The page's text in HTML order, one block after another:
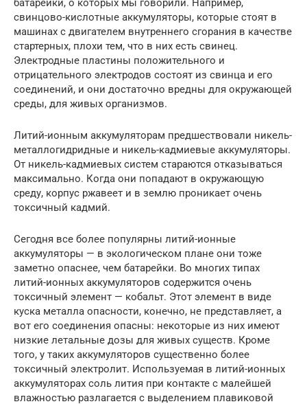
батарейки, о которых мы говорили. Например,
свинцово-кислотные аккумуляторы, которые стоят в
машинах с двигателем внутреннего сгорания в качестве
стартерных, плохи тем, что в них есть свинец.
Электродные пластины положительного и
отрицательного электродов состоят из свинца и его
соединений, и они достаточно вредны для окружающей
среды, для живых организмов.
Литий-ионным аккумуляторам предшествовали никель-
металлогидридные и никель-кадмиевые аккумуляторы.
От никель-кадмиевых систем стараются отказываться
максимально. Когда они попадают в окружающую
среду, корпус ржавеет и в землю проникает очень
токсичный кадмий.
Сегодня все более популярны литий-ионные
аккумуляторы — в экологическом плане они тоже
заметно опаснее, чем батарейки. Во многих типах
литий-ионных аккумуляторов содержится очень
токсичный элемент — кобальт. Этот элемент в виде
куска металла опасности, конечно, не представляет, а
вот его соединения опасны: некоторые из них имеют
низкие летальные дозы для живых существ. Кроме
того, у таких аккумуляторов существенно более
токсичный электролит. Используемая в литий-ионных
аккумуляторах соль лития при контакте с малейшей
влажностью разлагается с выделением плавиковой